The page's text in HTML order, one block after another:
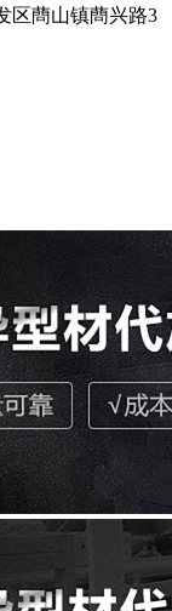
蔄山镇蔄兴路3